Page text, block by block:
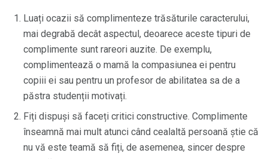
Luați ocazii să complimenteze trăsăturile caracterului,
mai degrabă decât aspectul, deoarece aceste tipuri de
complimente sunt rareori auzite. De exemplu,
complimentează o mamă la compasiunea ei pentru
copiii ei sau pentru un profesor de abilitatea sa de a
păstra studenții motivați.
Fiți dispuși să faceți critici constructive. Complimente
înseamnă mai mult atunci când cealaltă persoană știe că
nu vă este teamă să fiți, de asemenea, sincer despre